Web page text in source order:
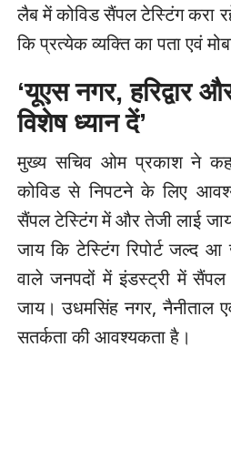
लैब में कोविड सैंपल टेस्टिंग करा
कि प्रत्येक व्यक्ति का पता एवं
‘यूएस नगर, हरिद्वार
विशेष ध्यान दें’
मुख्य सचिव ओम प्रकाश ने
कोविड से निपटने के लिए
सैंपल टेस्टिंग में और तेजी लाई
जाय कि टेस्टिंग रिपोर्ट जल्द आ
वाले जनपदों में इंडस्ट्री में
जाय। उधमसिंह नगर, नैनीताल
सतर्कता की आवश्यकता है।